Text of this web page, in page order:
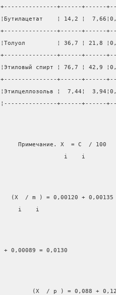
+---------------+------+------
¦Бутилацетат    ¦ 14,2 ¦
+---------------+------+------
¦Толуол         ¦ 36,7 ¦ 21,8
+---------------+------+------
¦Этиловый спирт ¦ 76,7 ¦ 42,9
+---------------+------+------
¦Этилцеллозольв ¦  7,44¦
¦---------------+------+------
     Примечание. Х  = С  / 100
                  i    i
(Х  / m ) = 0,00120 +
     i    i
+ 0,00089 = 0,0130
(Х  / р ) = 0,088 +